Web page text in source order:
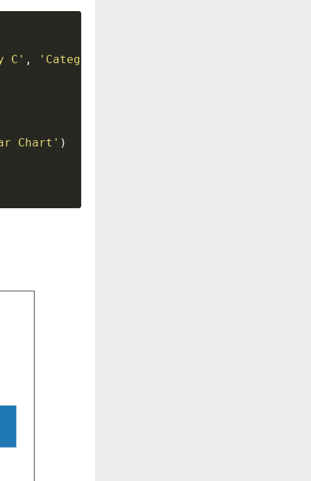
C' , 'Category D'
Chart' )